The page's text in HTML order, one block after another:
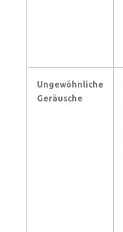
Ungewöhnliche
Geräusche